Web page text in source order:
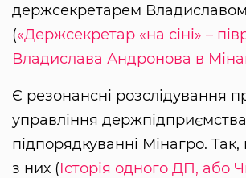
держсекретарем
(«Держсекретар «на сіні» –
Владислава Андронова в
Є резонансні розслідування
управління
підпорядкуванні Мінагро.
з них (Історія одного ДП, або